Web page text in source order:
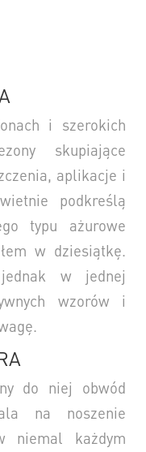
i szerokich
skupiające
aplikacje i
podkreślą
typu ażurowe
w dziesiątkę.
w jednej
wzorów i
do niej obwód
na noszenie
niemal każdym